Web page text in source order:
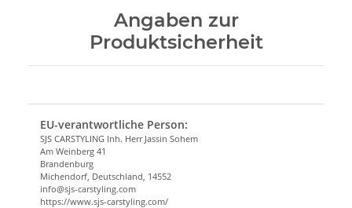
Angaben zur
Produktsicherheit
EU-verantwortliche Person:
SJS CARSTYLING Inh. Herr Jassin Sohem
Am Weinberg 41
Brandenburg
Michendorf, Deutschland, 14552
info@sjs-carstyling.com
https://www.sjs-carstyling.com/